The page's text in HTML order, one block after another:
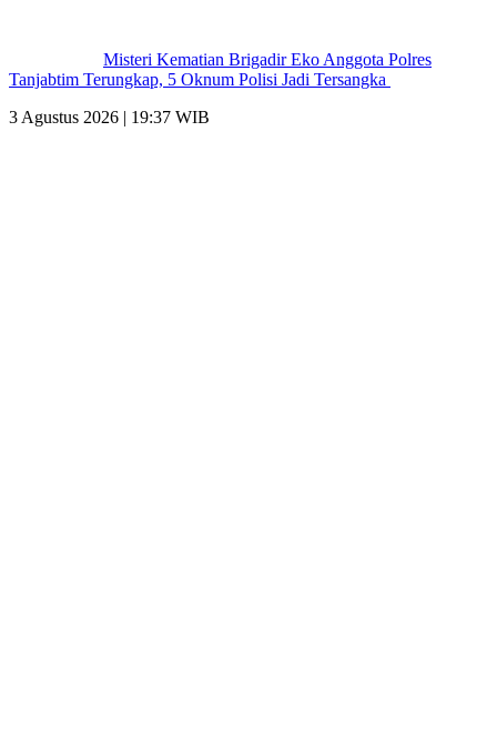
Misteri Kematian Brigadir Eko Anggota Polres
Tanjabtim Terungkap, 5 Oknum Polisi Jadi Tersangka
3 Agustus 2026 | 19:37 WIB